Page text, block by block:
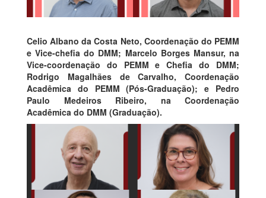
Celio Albano da Costa Neto, Coordenação do PEMM
e Vice-chefia do DMM; Marcelo Borges Mansur, na
Vice-coordenação do PEMM e Chefia do DMM;
Rodrigo Magalhães de Carvalho, Coordenação
Acadêmica do PEMM (Pós-Graduação); e Pedro
Paulo Medeiros Ribeiro, na Coordenação
Acadêmica do DMM (Graduação).